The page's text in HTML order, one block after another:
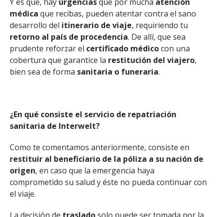
médica que recibas, pueden atentar contra el sano
desarrollo del itinerario de viaje, requiriendo tu
retorno al país de procedencia. De allí, que sea
prudente reforzar el certificado médicocon una
cobertura que garantice la restitución del viajero,
bien sea de forma sanitaria o funeraria.
¿En qué consiste el servicio de repatriación
sanitaria de Interwelt?
Como te comentamos anteriormente, consiste en
restituir al beneficiario de la póliza a su nación de
origen, en caso que la emergencia haya
comprometido su salud y éste no pueda continuar con
el viaje.